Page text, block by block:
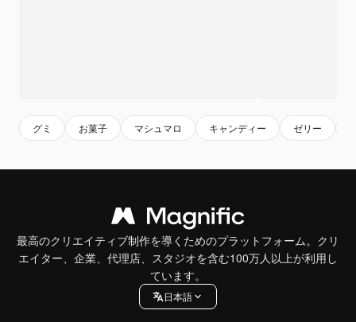
グミ お菓子 マシュマロ キャンディー ゼリー
最高のクリエイティブ制作を導くためのプラットフォーム。クリ
エイター、企業、代理店、スタジオを含む100万人以上が利用し
ています。
日本語